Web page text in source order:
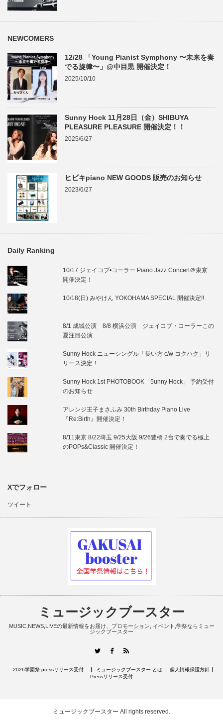
NEWCOMERS
12/28 「Young Pianist Symphony 〜未来を奏
でる旋律〜」@中目黒 開催決定！
2025/10/10
Sunny Hock 11月28日（金）SHIBUYA
PLEASURE PLEASURE 開催決定！！
2025/6/27
ヒビキpiano NEW GOODS 販売のお知らせ
2023/6/27
Daily Ranking
10/17 ジェイコブ•コーラー Piano Jazz Concert＠東京
開催決定！
10/18(日) みやけん YOKOHAMA SPECIAL 開催決定!!
8/1 成城公演 8/8 横浜公演 ジェイコブ・コーラーこの
夏注目公演
Sunny Hock ニューシングル「長い方 c/w コクハク」リ
リース決定！
Sunny Hock 1st PHOTOBOOK「5unny Hock」 予約受付
のお知らせ
アレンジ王子まさふみ 30th Birthday Piano Live
『Re:Birth』開催決定！
8/11東京 8/22埼玉 9/25大阪 9/26豊橋 2台で奏でる極上
のPOPs&Classic 開催決定！
Xでフォロー
ツイート
ミュージックブースター
MUSIC,NEWS,LIVEの最新情報をお届け、プロモーション, イベント,学祭ならミュー
ジックブースター
TwitterFacebook
2026学園祭 pressリリース受付 ミュージックブースター とは
個人情報保護方針
Pressリリース受付
ミュージックブースター All rights reserved.